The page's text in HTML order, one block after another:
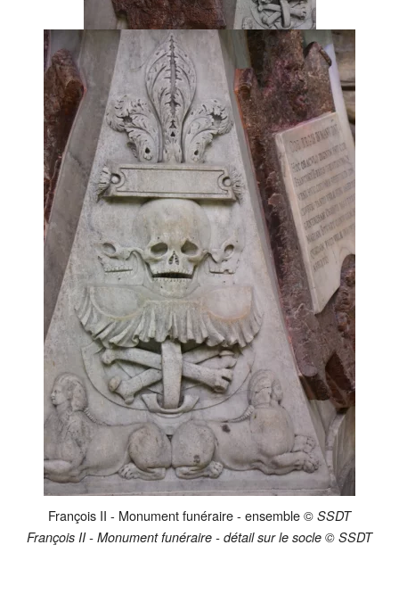
François II - Monument funéraire - ensemble © SSDT
François II - Monument funéraire - détail sur le socle © SSDT